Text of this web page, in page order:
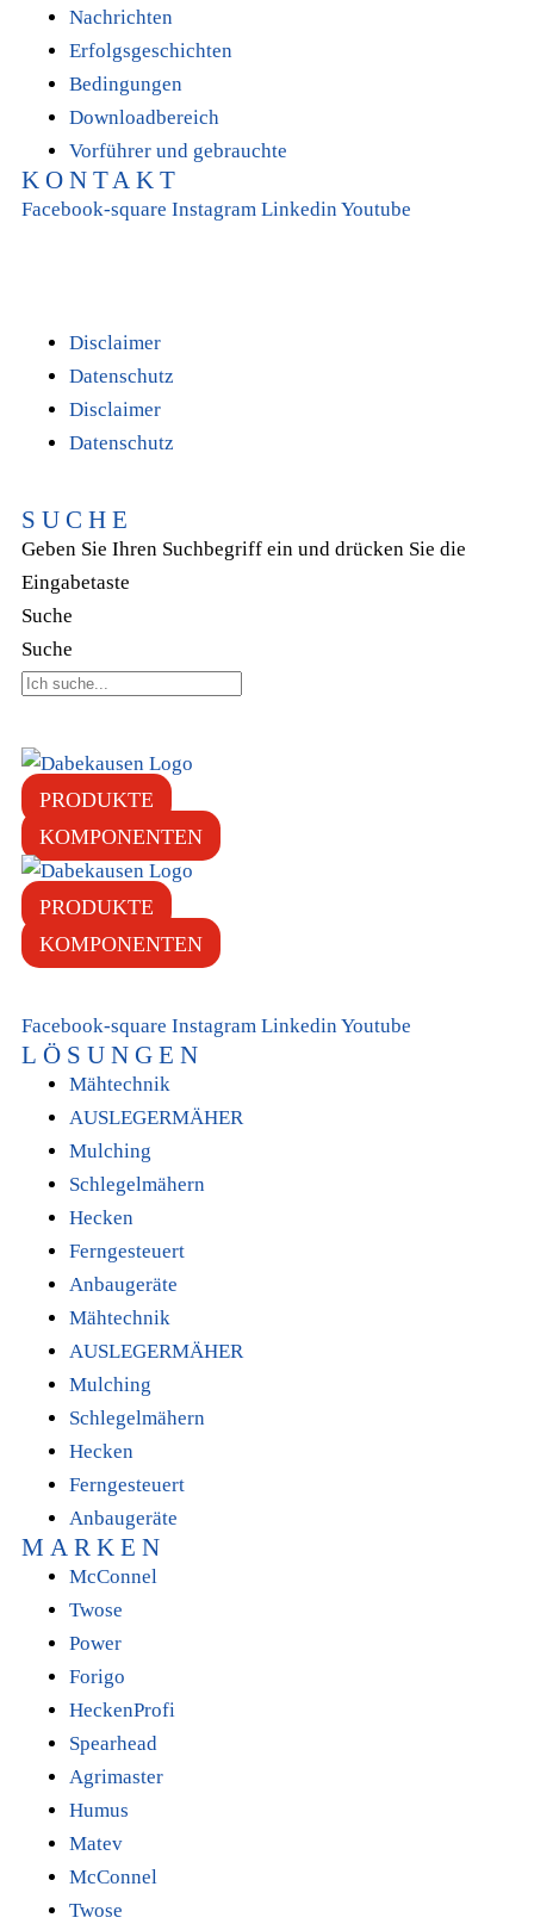
Nachrichten
Erfolgsgeschichten
Bedingungen
Downloadbereich
Vorführer und gebrauchte
KONTAKT
Facebook-square Instagram Linkedin Youtube
Disclaimer
Datenschutz
Disclaimer
Datenschutz
SUCHE
Geben Sie Ihren Suchbegriff ein und drücken Sie die
Eingabetaste
Suche
Suche
PRODUKTE
KOMPONENTEN
PRODUKTE
KOMPONENTEN
Facebook-square Instagram Linkedin Youtube
LÖSUNGEN
Mähtechnik
AUSLEGERMÄHER
Mulching
Schlegelmähern
Hecken
Ferngesteuert
Anbaugeräte
Mähtechnik
AUSLEGERMÄHER
Mulching
Schlegelmähern
Hecken
Ferngesteuert
Anbaugeräte
MARKEN
McConnel
Twose
Power
Forigo
HeckenProfi
Spearhead
Agrimaster
Humus
Matev
McConnel
Twose